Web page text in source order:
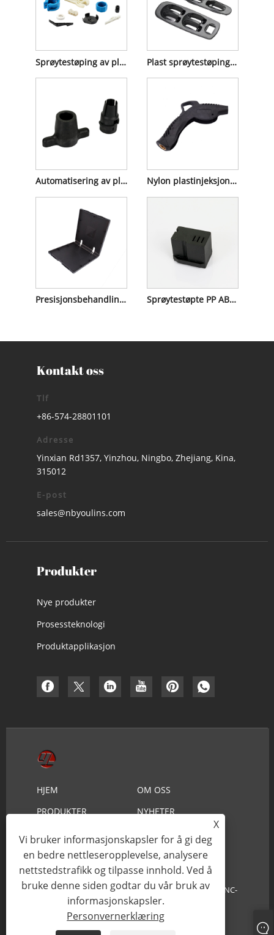
Sprøytestøping av plastdeler Plast sprøytestøping tjenester
Automatisering av plastinjeksjon Nylon plastinjeksjonsdeler
Presisjonsbehandling av plastikk Sprøytestøpte PP ABC Nylon plastdeler
Kontakt oss
Tlf
+86-574-28801101
Adresse
Yinxian Rd1357, Yinzhou, Ningbo, Zhejiang, Kina,
315012
E-post
sales@nbyoulins.com
Produkter
Nye produkter
Prosessteknologi
Produktapplikasjon
HJEM
OM OSS
PRODUKTER
NYHETER
KONTAKT OSS
Copyright © 2021 Ningbo Youlin Trading Co., Ltd. - CNC-
bearbeiding - Alle rettigheter forbeholdt.
X
Vi bruker informasjonskapsler for å gi deg
en bedre nettleseropplevelse, analysere
nettstedstrafikk og tilpasse innhold. Ved å
bruke denne siden godtar du vår bruk av
informasjonskapsler.
Personvernerklæring